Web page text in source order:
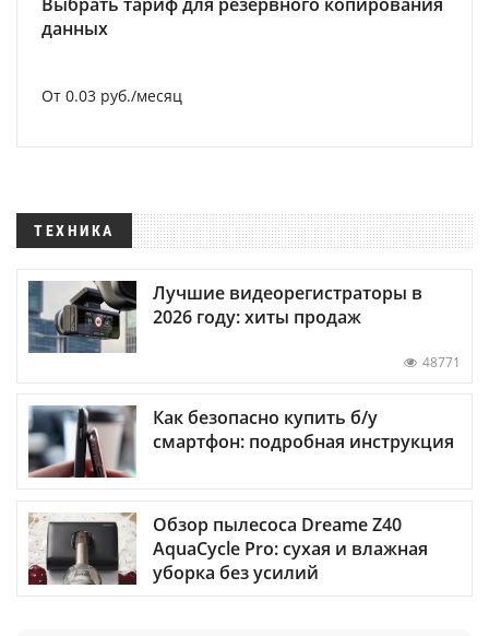
данных
От 0.03 руб./месяц
ТЕХНИКА
Лучшие видеорегистраторы в
2026 году: хиты продаж
48771
Как безопасно купить б/у
смартфон: подробная инструкция
Обзор пылесоса Dreame Z40
AquaCycle Pro: сухая и влажная
уборка без усилий